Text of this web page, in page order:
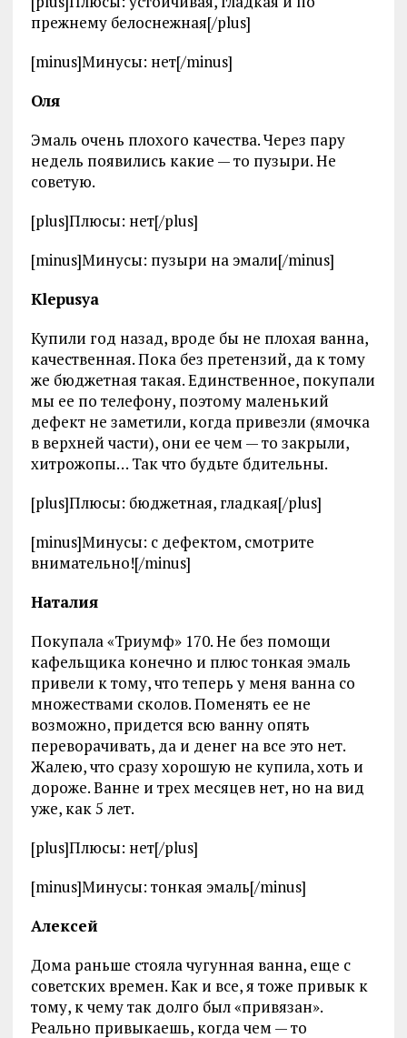
прежнему белоснежная[/plus]
[minus]Минусы: нет[/minus]
Оля
Эмаль очень плохого качества. Через пару
недель появились какие — то пузыри. Не
советую.
[plus]Плюсы: нет[/plus]
[minus]Минусы: пузыри на эмали[/minus]
Klepusya
Купили год назад, вроде бы не плохая ванна,
качественная. Пока без претензий, да к тому
же бюджетная такая. Единственное, покупали
мы ее по телефону, поэтому маленький
дефект не заметили, когда привезли (ямочка
в верхней части), они ее чем — то закрыли,
хитрожопы… Так что будьте бдительны.
[plus]Плюсы: бюджетная, гладкая[/plus]
[minus]Минусы: с дефектом, смотрите
внимательно![/minus]
Наталия
Покупала «Триумф» 170. Не без помощи
кафельщика конечно и плюс тонкая эмаль
привели к тому, что теперь у меня ванна со
множествами сколов. Поменять ее не
возможно, придется всю ванну опять
переворачивать, да и денег на все это нет.
Жалею, что сразу хорошую не купила, хоть и
дороже. Ванне и трех месяцев нет, но на вид
уже, как 5 лет.
[plus]Плюсы: нет[/plus]
[minus]Минусы: тонкая эмаль[/minus]
Алексей
Дома раньше стояла чугунная ванна, еще с
советских времен. Как и все, я тоже привык к
тому, к чему так долго был «привязан».
Реально привыкаешь, когда чем — то